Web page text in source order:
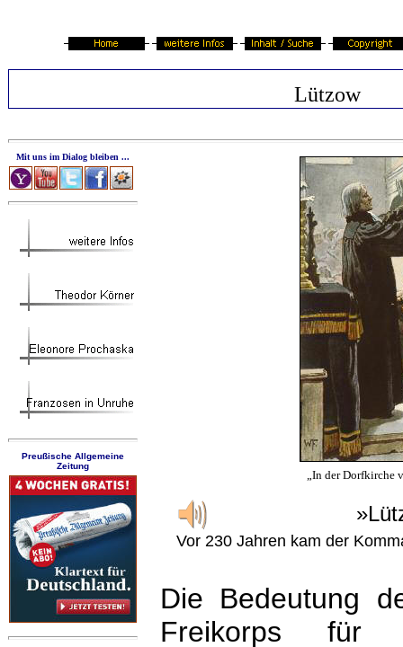
Lützow
Mit uns im Dialog bleiben ...
Preußische Allgemeine
Zeitung
„In der Dorfkirche
Vor 230 Jahren kam der
Die Bedeutung
Freikorps für